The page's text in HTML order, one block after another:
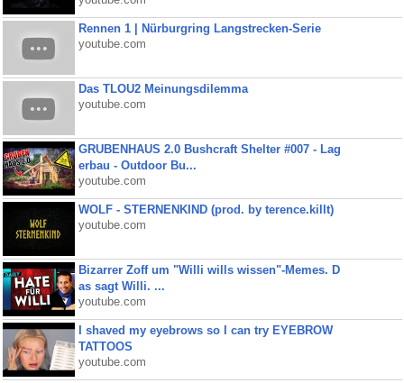
Rennen 1 | Nürburgring Langstrecken-Serie
youtube.com
Das TLOU2 Meinungsdilemma
youtube.com
GRUBENHAUS 2.0 Bushcraft Shelter #007 - Lag
erbau - Outdoor Bu...
youtube.com
WOLF - STERNENKIND (prod. by terence.killt)
youtube.com
Bizarrer Zoff um "Willi wills wissen"-Memes. D
as sagt Willi. ...
youtube.com
I shaved my eyebrows so I can try EYEBROW
TATTOOS
youtube.com